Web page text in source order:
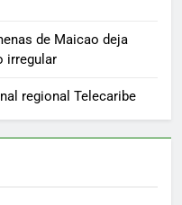
de Maicao deja
irregular
regional Telecaribe